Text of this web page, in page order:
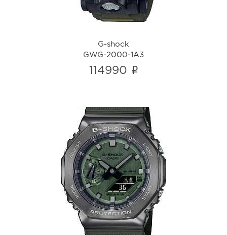
G-shock
GWG-2000-1A3
114990 i
G-shock
GM-2100B-3A
i